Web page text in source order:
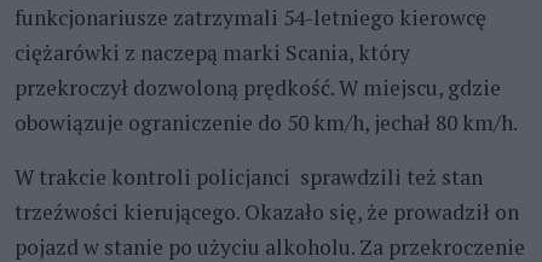
funkcjonariusze zatrzymali 54-letniego kierowcę
ciężarówki z naczepą marki Scania, który
przekroczył dozwoloną prędkość. W miejscu, gdzie
obowiązuje ograniczenie do 50 km/h, jechał 80 km/h.
W trakcie kontroli policjanci sprawdzili też stan
trzeźwości kierującego. Okazało się, że prowadził on
pojazd w stanie po użyciu alkoholu. Za przekroczenie